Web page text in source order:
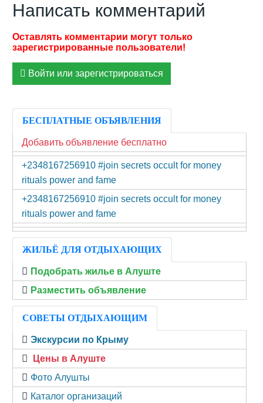
Написать комментарий
Войти или зарегистрироваться
БЕСПЛАТНЫЕ ОБЪЯВЛЕНИЯ
Добавить объявление бесплатно
+2348167256910 #join secrets occult for money
rituals power and fame
+2348167256910 #join secrets occult for money
rituals power and fame
ЖИЛЬЁ ДЛЯ ОТДЫХАЮЩИХ
Подобрать жилье в Алуште
Разместить объявление
СОВЕТЫ ОТДЫХАЮЩИМ
Экскурсии по Крыму
Цены в Алуште
Фото Алушты
Каталог организаций